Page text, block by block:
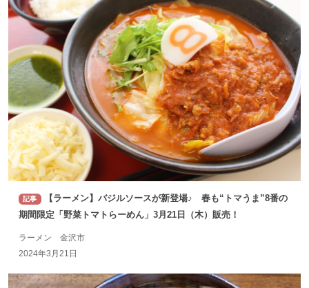
記事
【ラーメン】バジルソースが新登場♪ 春も“トマうま”8番の
期間限定「野菜トマトらーめん」3月21日（木）販売！
ラーメン 金沢市
2024年3月21日